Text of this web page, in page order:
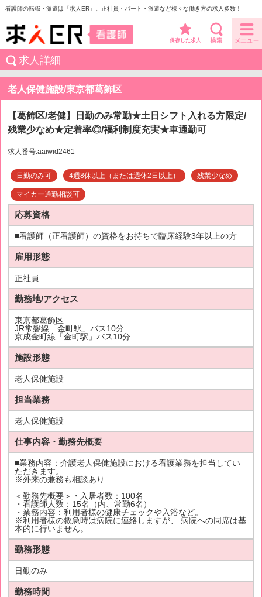
看護師の転職・派遣は「求人ER」。正社員・パート・派遣など様々な働き方の求人多数！
保存した求人
求人詳細
老人保健施設/東京都葛飾区
【葛飾区/老健】日勤のみ常勤★土日シフト入れる方限定/
残業少なめ★定着率◎/福利制度充実★車通勤可
求人番号:aaiwid2461
日勤のみ可 4週8休以上（または週休2日以上） 残業少なめ
マイカー通勤相談可
応募資格
■看護師（正看護師）の資格をお持ちで臨床経験3年以上の方
雇用形態
正社員
勤務地/アクセス
東京都葛飾区
JR常磐線「金町駅」バス10分
京成金町線「金町駅」バス10分
施設形態
老人保健施設
担当業務
老人保健施設
仕事内容・勤務先概要
■業務内容：介護老人保健施設における看護業務を担当してい
ただきます。
※外来の兼務も相談あり
＜勤務先概要＞・入居者数：100名
・看護師人数：15名（内、常勤6名）
・業務内容：利用者様の健康チェックや入浴など。
※利用者様の救急時は病院に連絡しますが、 病院への同席は基
本的に行いません。
勤務形態
日勤のみ
勤務時間